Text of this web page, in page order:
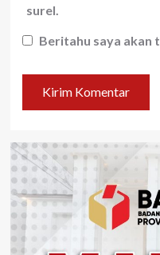
surel.
Beritahu saya akan